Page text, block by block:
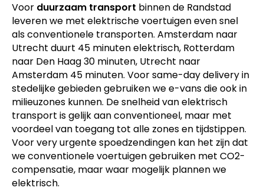
Voor duurzaam transport binnen de Randstad
leveren we met elektrische voertuigen even snel
als conventionele transporten. Amsterdam naar
Utrecht duurt 45 minuten elektrisch, Rotterdam
naar Den Haag 30 minuten, Utrecht naar
Amsterdam 45 minuten. Voor same-day delivery in
stedelijke gebieden gebruiken we e-vans die ook in
milieuzones kunnen. De snelheid van elektrisch
transport is gelijk aan conventioneel, maar met
voordeel van toegang tot alle zones en tijdstippen.
Voor very urgente spoedzendingen kan het zijn dat
we conventionele voertuigen gebruiken met CO2-
compensatie, maar waar mogelijk plannen we
elektrisch.